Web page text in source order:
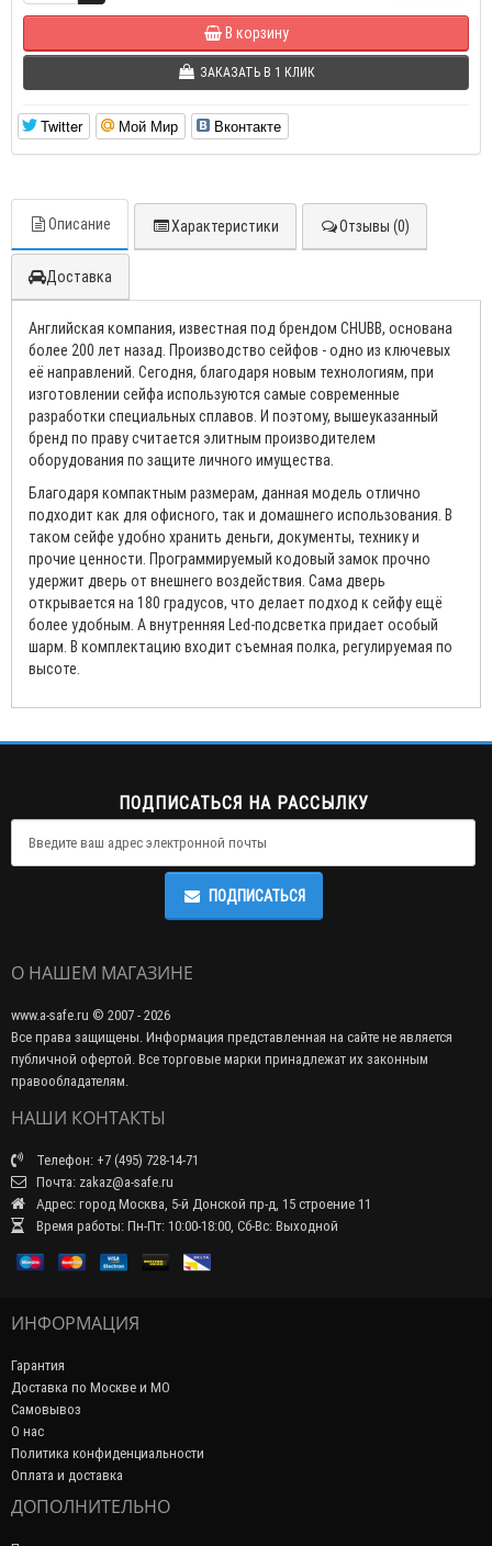
В корзину
ЗАКАЗАТЬ В 1 КЛИК
Twitter Мой Мир Вконтакте
Описание Характеристики Отзывы (0)
Доставка
Английская компания, известная под брендом CHUBB, основана
более 200 лет назад. Производство сейфов - одно из ключевых
её направлений. Сегодня, благодаря новым технологиям, при
изготовлении сейфа используются самые современные
разработки специальных сплавов. И поэтому, вышеуказанный
бренд по праву считается элитным производителем
оборудования по защите личного имущества.
Благодаря компактным размерам, данная модель отлично
подходит как для офисного, так и домашнего использования. В
таком сейфе удобно хранить деньги, документы, технику и
прочие ценности. Программируемый кодовый замок прочно
удержит дверь от внешнего воздействия. Сама дверь
открывается на 180 градусов, что делает подход к сейфу ещё
более удобным. А внутренняя Led-подсветка придает особый
шарм. В комплектацию входит съемная полка, регулируемая по
высоте.
ПОДПИСАТЬСЯ НА РАССЫЛКУ
ПОДПИСАТЬСЯ
О НАШЕМ МАГАЗИНЕ
www.a-safe.ru © 2007 - 2026
Все права защищены. Информация представленная на сайте не является
публичной офертой. Все торговые марки принадлежат их законным
правообладателям.
НАШИ КОНТАКТЫ
Телефон: +7 (495) 728-14-71
Почта: zakaz@a-safe.ru
Адрес: город Москва, 5-й Донской пр-д, 15 строение 11
Время работы: Пн-Пт: 10:00-18:00, Сб-Вс: Выходной
ИНФОРМАЦИЯ
Гарантия
Доставка по Москве и МО
Самовывоз
О нас
Политика конфиденциальности
Оплата и доставка
ДОПОЛНИТЕЛЬНО